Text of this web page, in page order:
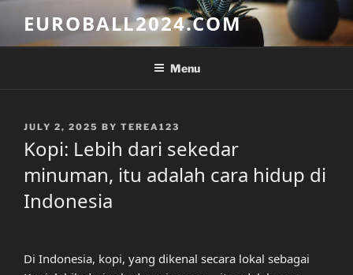
content
EUROBALL2024.COM
Menu
POSTED
JULY 2, 2025 BY TEREA123
Kopi: Lebih dari sekedar
minuman, itu adalah cara hidup di
Indonesia
Di Indonesia, kopi, yang dikenal secara lokal sebagai